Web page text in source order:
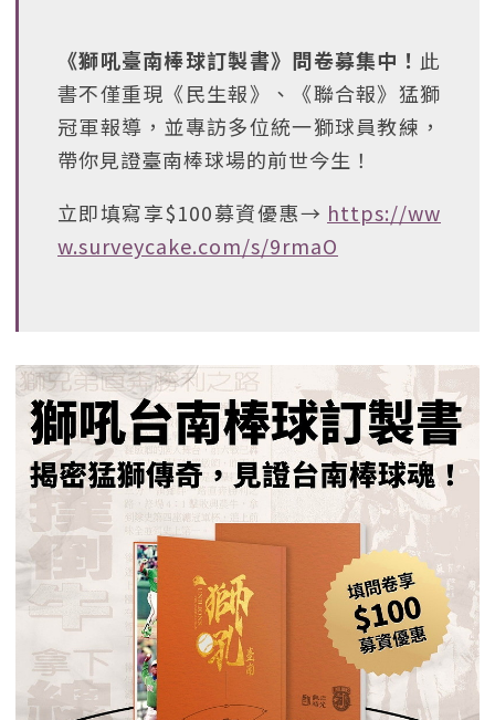
《獅吼臺南棒球訂製書》問卷募集中！ 此
書不僅重現《民生報》、《聯合報》猛獅
冠軍報導，並專訪多位統一獅球員教練，
帶你見證臺南棒球場的前世今生！
立即填寫享$100募資優惠→ https://ww
w.surveycake.com/s/9rmaO